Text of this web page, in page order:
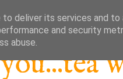
deliver its services and
and security
abuse.